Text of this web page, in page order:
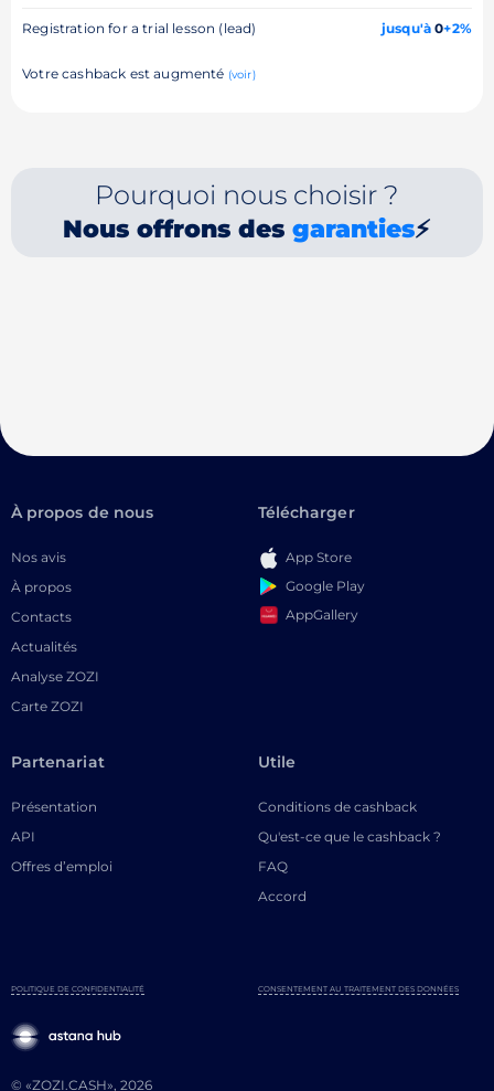
Registration for a trial lesson (lead) jusqu'à 0+2%
Votre cashback est augmenté (voir)
Pourquoi nous choisir ?
Nous offrons desgaranties⚡
À propos de nous
Nos avis
À propos
Contacts
Actualités
Analyse ZOZI
Carte ZOZI
Télécharger
App Store
Google Play
AppGallery
Partenariat
Présentation
API
Offres d’emploi
Utile
Conditions de cashback
Qu'est-ce que le cashback ?
FAQ
Accord
© «ZOZI.CASH», 2026
POLITIQUE DE CONFIDENTIALITÉ CONSENTEMENT AU TRAITEMENT DES DONNÉES